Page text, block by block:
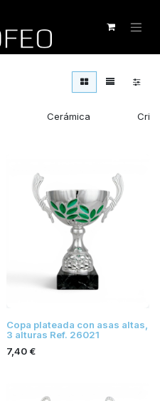
Cerámica
Copa plateada con asas altas,
3 alturas Ref. 26021
7,40€